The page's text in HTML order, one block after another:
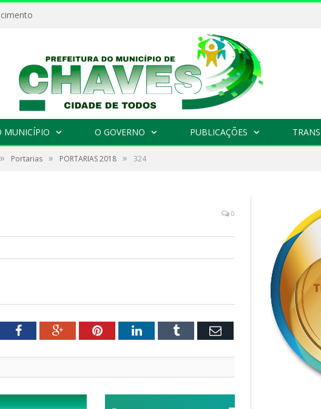
MUNICÍPIO O GOVERNO PUBLICAÇÕES
» Portarias » PORTARIAS 2018 » 324
0
FacebookGoogle+PinterestLinkedInTumblr Email